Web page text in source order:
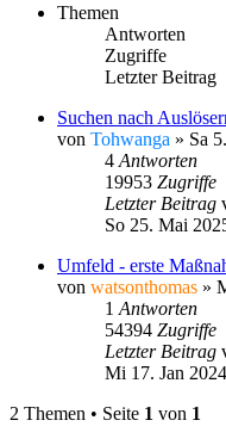
Themen
Antworten
Zugriffe
Letzter Beitrag
Suchen nach
von Tohwanga » Sa
4 Antworten
19953 Zugriffe
Letzter Beitrag
So 25. Mai
Umfeld - erste
von watsonthomas »
1 Antworten
54394 Zugriffe
Letzter Beitrag
Mi 17. Jan
2 Themen • Seite 1 von 1